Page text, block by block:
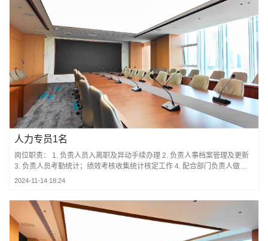
人力专员1名
岗位职责： 1. 负责人员入离职及异动手续办理 2. 负责人事档案管理及更新
3. 负责人员考勤统计；绩效考核收集统计核定工作 4. 配合部门负责人做好
人员培训工作 5. 配合部分负责人做好人员招聘的简历筛选、面试邀约工作
2024-11-14 18:24